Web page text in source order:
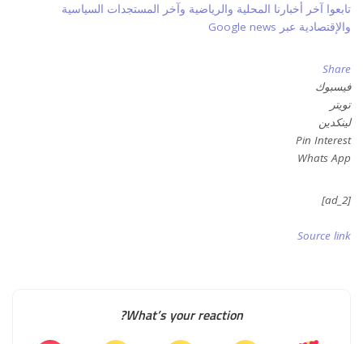
تابعوا آخر أخبارنا المحلية والرياضية وآخر المستجدات السياسية
والإقتصادية عبر Google news
Share
فيسبوك
تويتر
لينكدين
Pin Interest
Whats App
[ad_2]
Source link
What’s your reaction?